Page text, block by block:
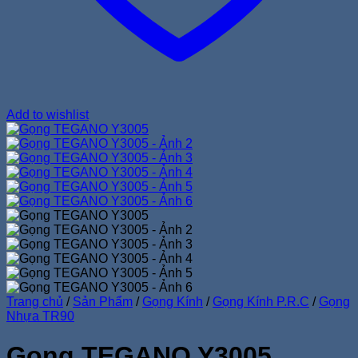
Add to wishlist
Trang chủ / Sản Phẩm / Gọng Kính / Gọng Kính P.R.C / Gọng
Nhựa TR90